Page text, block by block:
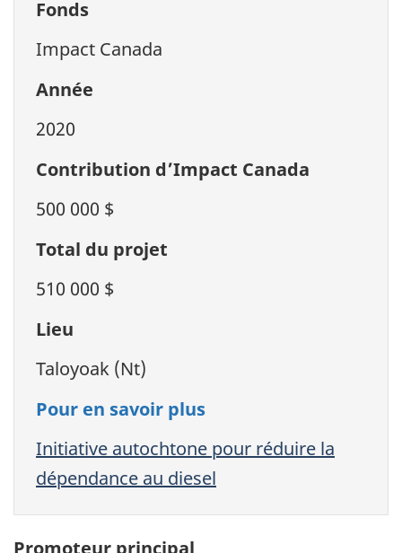
Fonds
Impact Canada
Année
2020
Contribution d’Impact Canada
500 000 $
Total du projet
510 000 $
Lieu
Taloyoak (Nt)
Pour en savoir plus
Initiative autochtone pour réduire la
dépendance au diesel
Promoteur principal